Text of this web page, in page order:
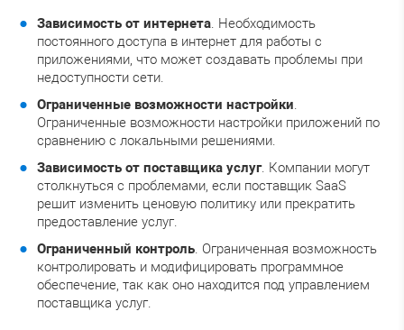
Зависимость от интернета. Необходимость
постоянного доступа в интернет для работы с
приложениями, что может создавать проблемы при
недоступности сети.
Ограниченные возможности настройки.
Ограниченные возможности настройки приложений по
сравнению с локальными решениями.
Зависимость от поставщика услуг. Компании могут
столкнуться с проблемами, если поставщик SaaS
решит изменить ценовую политику или прекратить
предоставление услуг.
Ограниченный контроль. Ограниченная возможность
контролировать и модифицировать программное
обеспечение, так как оно находится под управлением
поставщика услуг.